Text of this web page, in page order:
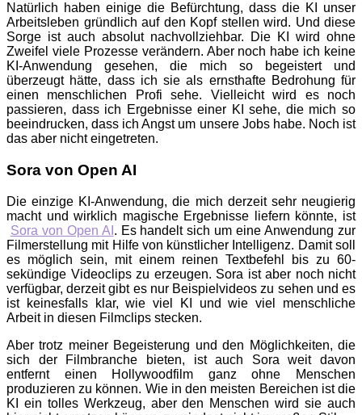
Natürlich haben einige die Befürchtung, dass die KI unser
Arbeitsleben gründlich auf den Kopf stellen wird. Und diese
Sorge ist auch absolut nachvollziehbar. Die KI wird ohne
Zweifel viele Prozesse verändern. Aber noch habe ich keine
KI-Anwendung gesehen, die mich so begeistert und
überzeugt hätte, dass ich sie als ernsthafte Bedrohung für
einen menschlichen Profi sehe. Vielleicht wird es noch
passieren, dass ich Ergebnisse einer KI sehe, die mich so
beeindrucken, dass ich Angst um unsere Jobs habe. Noch ist
das aber nicht eingetreten.
Sora von Open AI
Die einzige KI-Anwendung, die mich derzeit sehr neugierig
macht und wirklich magische Ergebnisse liefern könnte, ist
Sora von Open AI . Es handelt sich um eine Anwendung zur
Filmerstellung mit Hilfe von künstlicher Intelligenz. Damit soll
es möglich sein, mit einem reinen Textbefehl bis zu 60-
sekündige Videoclips zu erzeugen. Sora ist aber noch nicht
verfügbar, derzeit gibt es nur Beispielvideos zu sehen und es
ist keinesfalls klar, wie viel KI und wie viel menschliche
Arbeit in diesen Filmclips stecken.
Aber trotz meiner Begeisterung und den Möglichkeiten, die
sich der Filmbranche bieten, ist auch Sora weit davon
entfernt einen Hollywoodfilm ganz ohne Menschen
produzieren zu können. Wie in den meisten Bereichen ist die
KI ein tolles Werkzeug, aber den Menschen wird sie auch